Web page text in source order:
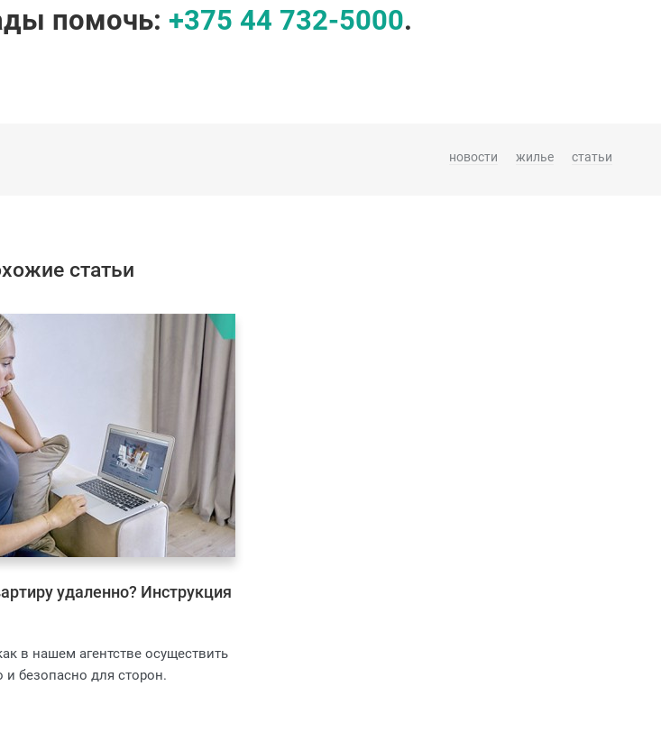
помочь: +375 44 732-5000.
новости жилье статьи
статьи
удаленно? Инструкция
в нашем агентстве осуществить
и безопасно для сторон.